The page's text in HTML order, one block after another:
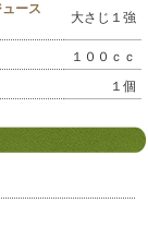
ース
大さじ１強
１００ｃｃ
１個